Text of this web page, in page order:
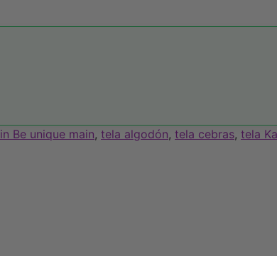
Be unique main, tela algodón, tela cebras, tela